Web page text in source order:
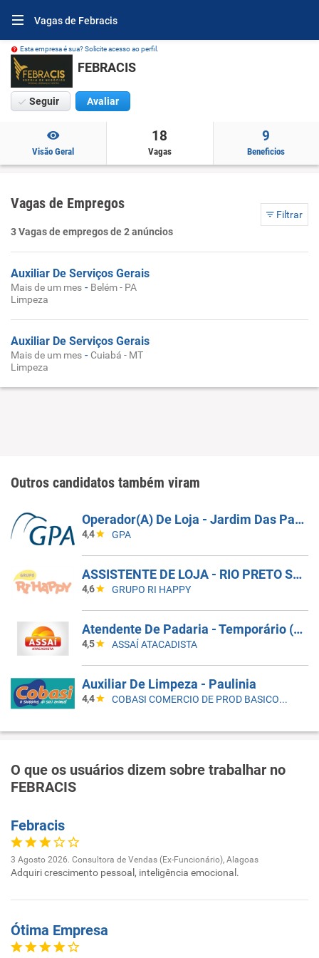
Vagas de Febracis
Esta empresa é sua? Solicite acesso ao perfil.
FEBRACIS
Seguir Avaliar
Visão Geral
18
Vagas
9
Beneficios
Vagas de Empregos
Filtrar
3 Vagas de empregos de 2 anúncios
Auxiliar De Serviços Gerais
Mais de um mes - Belém - PA
Limpeza
Auxiliar De Serviços Gerais
Mais de um mes - Cuiabá - MT
Limpeza
Outros candidatos também viram
Operador(A) De Loja - Jardim Das Palmeiras - Campinas SP
4,4 GPA
ASSISTENTE DE LOJA - RIO PRETO SHOPPING - EFETIVO
4,6 GRUPO RI HAPPY
Atendente De Padaria - Temporário (Alto Da XV)
4,5 ASSAÍ ATACADISTA
Auxiliar De Limpeza - Paulinia
4,4 COBASI COMERCIO DE PROD BASICOS E INDUSTRIALIZADOS LTDA
O que os usuários dizem sobre trabalhar no
FEBRACIS
Febracis
3 Agosto 2026. Consultora de Vendas (Ex-Funcionário), Alagoas
Adquiri crescimento pessoal, inteligência emocional.
Ótima Empresa